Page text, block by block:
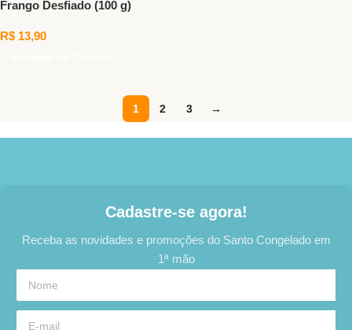
Frango Desfiado (100 g)
R$ 13,90
1 2 3 →
Cadastre-se agora!
Receba as novidades e promoções do Santo Congelado em
1ª mão